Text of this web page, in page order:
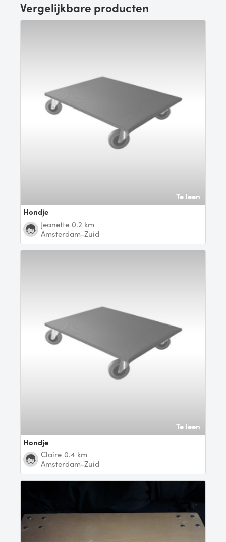
Vergelijkbare producten
Te leen
hondje
Jeanette 0.2 km
Amsterdam-Zuid
Te leen
Hondje
Claire 0.4 km
Amsterdam-Zuid